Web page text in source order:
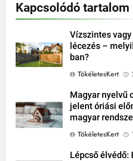
Kapcsolódó tartalom
Vízszintes
lécezés –
ban?
TökéletesKert
Magyar nyelvű
jelent óriási
magyar
TökéletesKert
Lépcső élvédő: